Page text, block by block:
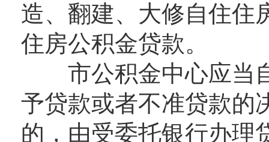
造、翻建、大修自住住
住房公积金贷款。
市公积金中心应当自
予贷款或者不准贷款的
的，由受委托银行办理